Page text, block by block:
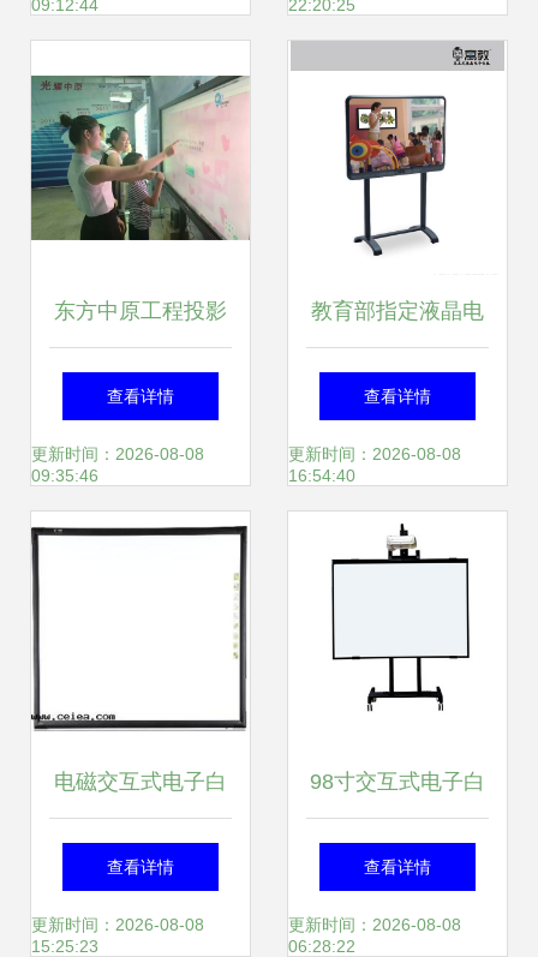
09:12:44
交互式电子白板厂
家 红外交互式电子
白板大全
22:20:25
东方中原工程投影
亮相鄂尔多斯中小
学科技节
查看详情
更新时间：2026-08-08
09:35:46
教育部指定液晶电
子白板。
查看详情
更新时间：2026-08-08
16:54:40
电磁交互式电子白
板 安徽状元郎电子
科技重塑教育新体
查看详情
更新时间：2026-08-08
15:25:23
98寸交互式电子白
板 光学精准触摸，
赋能智能教学新体
查看详情
更新时间：2026-08-08
06:28:22